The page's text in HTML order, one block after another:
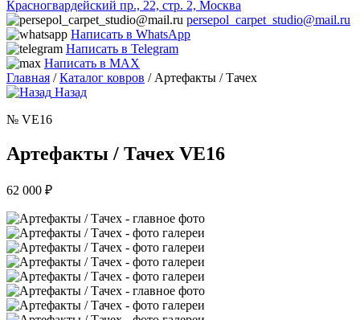
Красногвардейский пр., 22, стр. 2, Москва
persepol_carpet_studio@mail.ru
Написать в WhatsApp
Написать в Telegram
Написать в MAX
Главная /Каталог ковров / Артефакты / Тачех
Назад
№ VE16
Артефакты / Тачех VE16
62 000 ₽